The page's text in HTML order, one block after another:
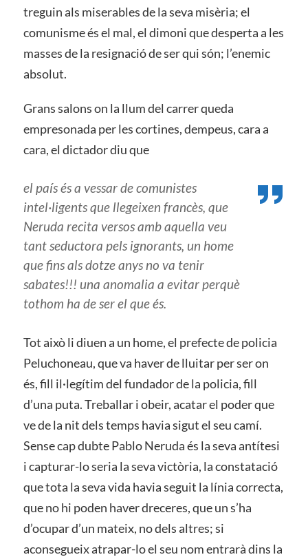
treguin als miserables de la seva misèria; el
comunisme és el mal, el dimoni que desperta a les
masses de la resignació de ser qui són; l’enemic
absolut.
Grans salons on la llum del carrer queda
empresonada per les cortines, dempeus, cara a
cara, el dictador diu que
el país és a vessar de comunistes
intel·ligents que llegeixen francès, que
Neruda recita versos amb aquella veu
tant seductora pels ignorants, un home
que fins als dotze anys no va tenir
sabates!!! una anomalia a evitar perquè
tothom ha de ser el que és.
Tot això li diuen a un home, el prefecte de policia
Peluchoneau, que va haver de lluitar per ser on
és, fill il·legítim del fundador de la policia, fill
d’una puta. Treballar i obeir, acatar el poder que
ve de la nit dels temps havia sigut el seu camí.
Sense cap dubte Pablo Neruda és la seva antítesi
i capturar-lo seria la seva victòria, la constatació
que tota la seva vida havia seguit la línia correcta,
que no hi poden haver dreceres, que un s’ha
d’ocupar d’un mateix, no dels altres; si
aconsegueix atrapar-lo el seu nom entrarà dins la